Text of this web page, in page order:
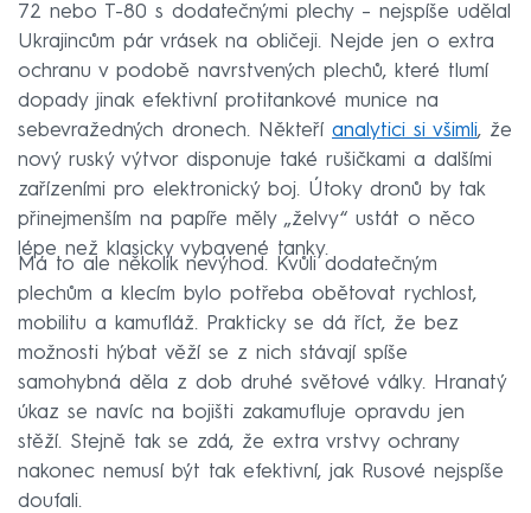
72 nebo T-80 s dodatečnými plechy – nejspíše udělal
Ukrajincům pár vrásek na obličeji. Nejde jen o extra
ochranu v podobě navrstvených plechů, které tlumí
dopady jinak efektivní protitankové munice na
sebevražedných dronech. Někteří analytici si všimli, že
nový ruský výtvor disponuje také rušičkami a dalšími
zařízeními pro elektronický boj. Útoky dronů by tak
přinejmenším na papíře měly „želvy“ ustát o něco
lépe než klasicky vybavené tanky.
Má to ale několik nevýhod. Kvůli dodatečným
plechům a klecím bylo potřeba obětovat rychlost,
mobilitu a kamufláž. Prakticky se dá říct, že bez
možnosti hýbat věží se z nich stávají spíše
samohybná děla z dob druhé světové války. Hranatý
úkaz se navíc na bojišti zakamufluje opravdu jen
stěží. Stejně tak se zdá, že extra vrstvy ochrany
nakonec nemusí být tak efektivní, jak Rusové nejspíše
doufali.